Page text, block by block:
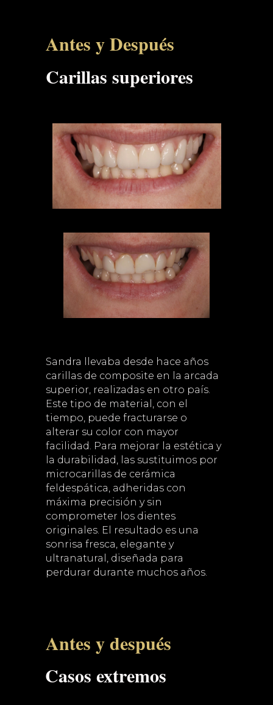
Antes y Después
Carillas superiores
Sandra llevaba desde hace años
carillas de composite en la arcada
superior, realizadas en otro país.
Este tipo de material, con el
tiempo, puede fracturarse o
alterar su color con mayor
facilidad. Para mejorar la estética y
la durabilidad, las sustituimos por
microcarillas de cerámica
feldespática, adheridas con
máxima precisión y sin
comprometer los dientes
originales. El resultado es una
sonrisa fresca, elegante y
ultranatural, diseñada para
perdurar durante muchos años.
Antes y después
Casos extremos